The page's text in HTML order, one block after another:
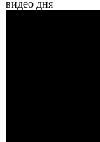
видео дня